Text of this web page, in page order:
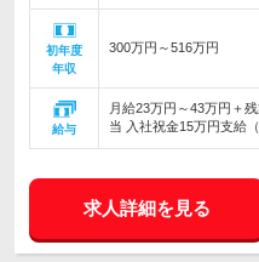
初年度
年収
300万円～516万円
給与
月給23万円～43万円＋
当 入社祝金15万円支給
求人詳細を見る